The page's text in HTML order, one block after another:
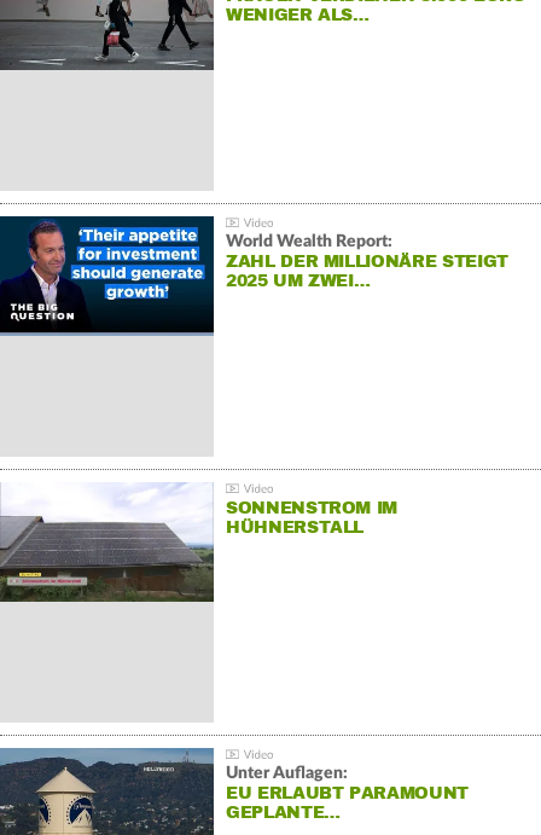
WENIGER ALS…
World Wealth Report:
ZAHL DER MILLIONÄRE STEIGT
2025 UM ZWEI…
SONNENSTROM IM
HÜHNERSTALL
Unter Auflagen:
EU ERLAUBT PARAMOUNT
GEPLANTE…